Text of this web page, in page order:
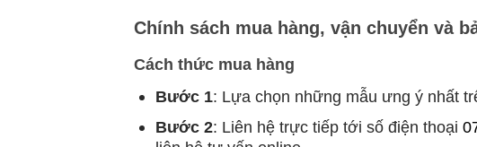
Chính sách mua hàng, vận chuyển và
Cách thức mua hàng
Bước 1: Lựa chọn những mẫu ưng ý nhất
Bước 2: Liên hệ trực tiếp tới số điện thoại